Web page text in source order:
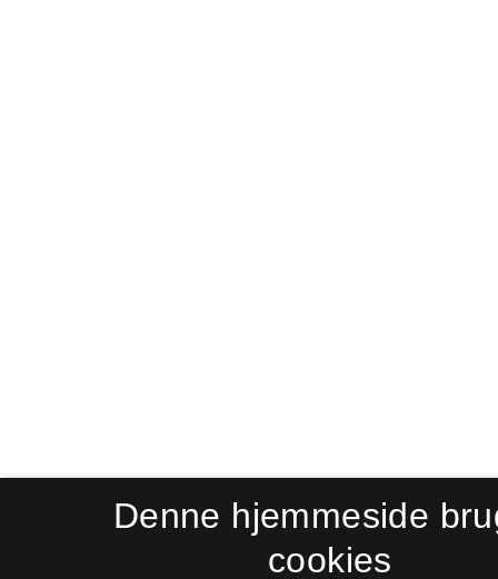
Denne hjemmeside
cookies